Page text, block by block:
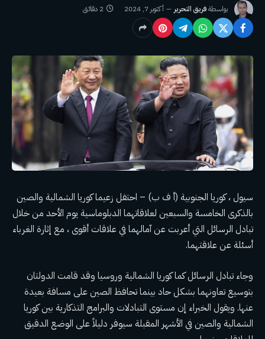
بواسطةفريق التحرير أكتوبر 7, 2024 2 دقائق
سيول ، كوريا الجنوبية (أ ف ب) – احتفل زعيما كوريا الشمالية والصين
بالذكرى الخامسة والسبعين لعلاقاتهما الدبلوماسية يوم الأحد من خلال
تبادل الرسائل التي أعربت عن آمالهما في علاقات أقوى ، مع إثارة الغرباء
أسئلة عن علاقتهما.
وجاء تبادل الرسائل كماكوريا الشمالية وروسيا وقد قامت الدولتان
بتوسيع تعاونهما بشكل حاد بينما تحافظ الصين على مسافة بعيدة
عنها. ويقول الخبراء إن مستوى التبادلات والبرامج التذكارية بين كوريا
الشمالية والصين في الأشهر المقبلة سيوفر دليلاً على الوضع الدقيق